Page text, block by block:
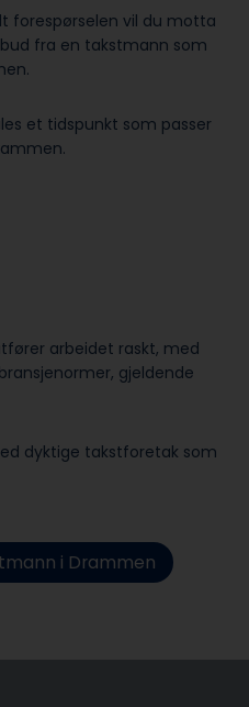
forespørselen vil du motta
fra en takstmann som
et tidspunkt som passer
arbeidet raskt, med
gjeldende
dyktige takstforetak som
i Drammen